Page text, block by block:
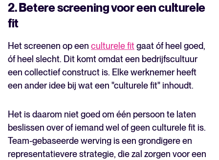
2. Betere screening voor een culturele
fit
Het screenen op een culturele fitgaat óf heel goed,
óf heel slecht. Dit komt omdat een bedrijfscultuur
een collectief construct is. Elke werknemer heeft
een ander idee bij wat een "culturele fit" inhoudt.
Het is daarom niet goed om één persoon te laten
beslissen over of iemand wel of geen culturele fit is.
Team-gebaseerde werving is een grondigere en
representatievere strategie, die zal zorgen voor een